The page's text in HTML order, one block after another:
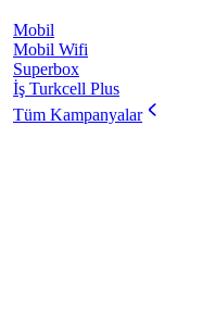
Mobil
Mobil Wifi
Superbox
İş Turkcell Plus
Tüm Kampanyalar